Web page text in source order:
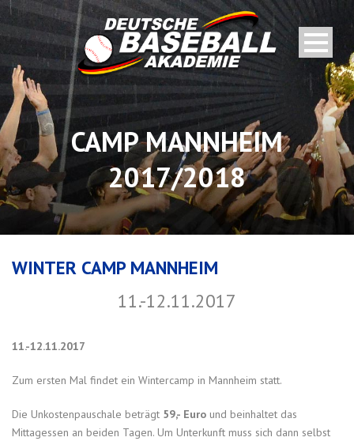
CAMP MANNHEIM
2017/2018
WINTER CAMP MANNHEIM
11.-12.11.2017
11.-12.11.2017
Zum ersten Mal findet ein Wintercamp in Mannheim statt.
Die Unkostenpauschale beträgt 59,- Euro und beinhaltet das
Mittagessen an beiden Tagen. Um Unterkunft muss sich dann selbst